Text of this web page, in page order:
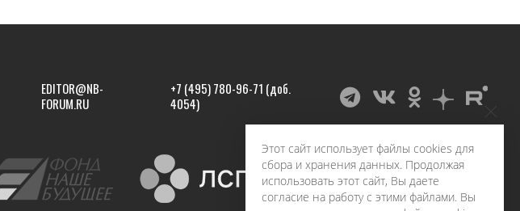
EDITOR@NB-
FORUM.RU
+7 (495) 780-96-71 (доб.
4054)
Этот сайт использует файлы cookies для
сбора и хранения данных. Продолжая
использовать этот сайт, Вы даете
согласие на работу с этими файлами. Вы